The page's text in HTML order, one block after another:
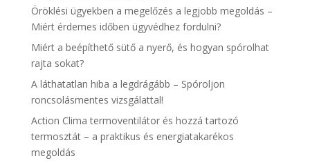
Öröklési ügyekben a megelőzés a legjobb megoldás –
Miért érdemes időben ügyvédhez fordulni?
Miért a beépíthető sütő a nyerő, és hogyan spórolhat
rajta sokat?
A láthatatlan hiba a legdrágább – Spóroljon
roncsolásmentes vizsgálattal!
Action Clima termoventilátor és hozzá tartozó
termosztát – a praktikus és energiatakarékos
megoldás